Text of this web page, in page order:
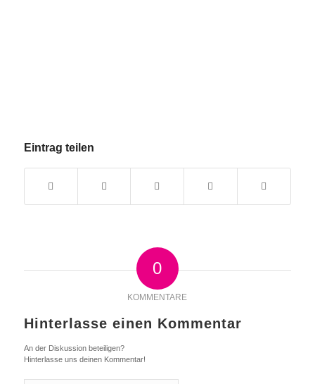
Eintrag teilen
0
KOMMENTARE
Hinterlasse einen Kommentar
An der Diskussion beteiligen?
Hinterlasse uns deinen Kommentar!